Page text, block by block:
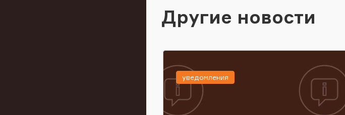
Другие новости
уведомления